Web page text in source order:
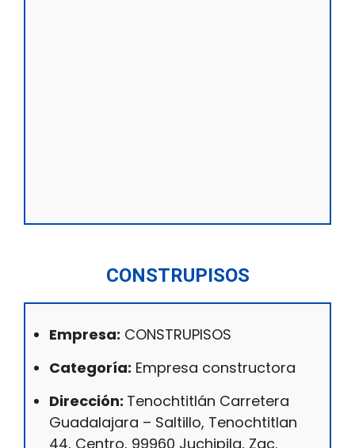
CONSTRUPISOS
Empresa: CONSTRUPISOS
Categoría: Empresa constructora
Dirección: Tenochtitlán Carretera
Guadalajara – Saltillo, Tenochtitlan
44, Centro, 99960 Juchipila, Zac.